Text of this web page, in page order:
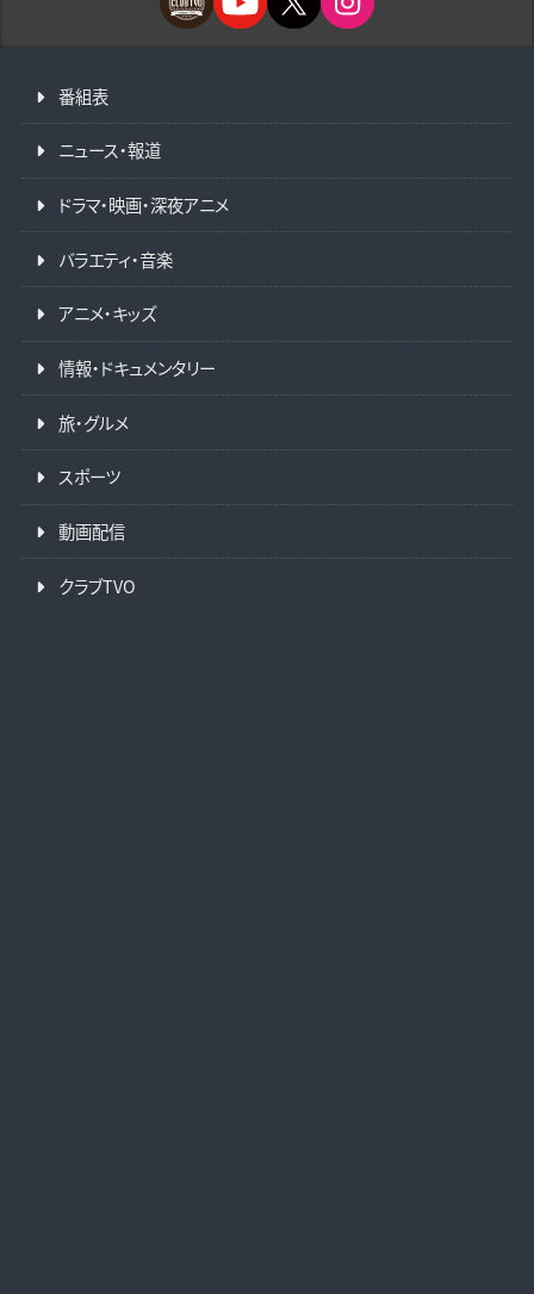
番組表
ニュース・報道
ドラマ・映画・深夜アニメ
バラエティ・音楽
アニメ・キッズ
情報・ドキュメンタリー
旅・グルメ
スポーツ
動画配信
クラブTVO